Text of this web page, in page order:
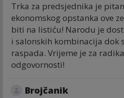
Trka za predsjednika je
ekonomskog opstanka ove
biti na listiću! Narodu je
i salonskih kombinacija dok
raspada. Vrijeme je za
odgovornosti!
Brojčanik